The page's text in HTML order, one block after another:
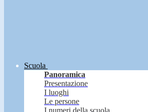
Scuola
Panoramica
Presentazione
I luoghi
Le persone